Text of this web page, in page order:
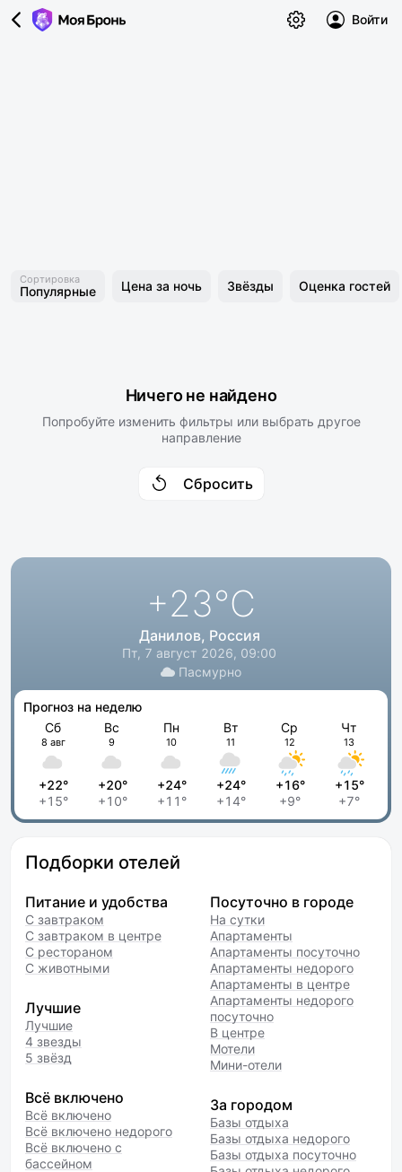
Войти
Сортировка
Популярные Цена за ночь Звёзды Оценка гостей
Ничего не найдено
Попробуйте изменить фильтры или выбрать другое
направление
Сбросить
+23°C
Данилов, Россия
Пт, 7 август 2026, 09:00
Пасмурно
Прогноз на неделю
Сб
8 авг
+22°
+15°
Вс
9
+20°
+10°
Пн
10
+24°
+11°
Вт
11
+24°
+14°
Ср
12
+16°
+9°
Чт
13
+15°
+7°
Подборки отелей
Питание и удобства
С завтраком
С завтраком в центре
С рестораном
С животными
Лучшие
Лучшие
4 звезды
5 звёзд
Всё включено
Всё включено
Всё включено недорого
Всё включено с
бассейном
Посуточно в городе
На сутки
Апартаменты
Апартаменты посуточно
Апартаменты недорого
Апартаменты в центре
Апартаменты недорого
посуточно
В центре
Мотели
Мини-отели
За городом
Базы отдыха
Базы отдыха недорого
Базы отдыха посуточно